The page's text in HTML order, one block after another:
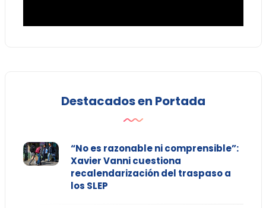
Destacados en Portada
“No es razonable ni comprensible”:
Xavier Vanni cuestiona
recalendarización del traspaso a
los SLEP